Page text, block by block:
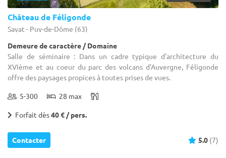
Château de Féligonde
Sayat - Puy-de-Dôme (63)
Demeure de caractère / Domaine
Salle de séminaire : Dans un cadre typique d'architecture du
XVIème et au coeur du parc des volcans d'Auvergne, Féligonde
offre des paysages propices à toutes prises de vues.
5-300 28 max
Forfait dès40 € / pers.
Contacter 5.0 (7)